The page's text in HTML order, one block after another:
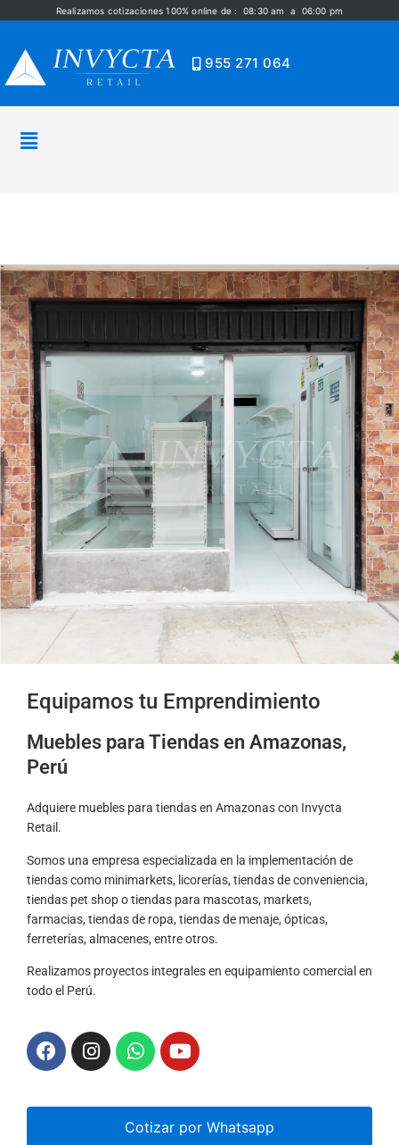
Realizamos cotizaciones 100% online de : 08:30 am a 06:00 pm
955 271 064
Equipamos tu Emprendimiento
Muebles para Tiendas en Amazonas,
Perú
Adquiere muebles para tiendas en Amazonas con Invycta
Retail.
Somos una empresa especializada en la implementación de
tiendas como minimarkets, licorerías, tiendas de conveniencia,
tiendas pet shop o tiendas para mascotas, markets,
farmacias, tiendas de ropa, tiendas de menaje, ópticas,
ferreterías, almacenes, entre otros.
Realizamos proyectos integrales en equipamiento comercial en
todo el Perú.
Cotizar por Whatsapp